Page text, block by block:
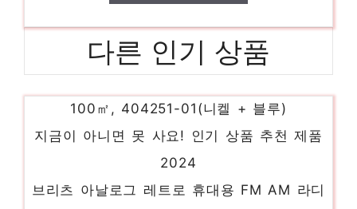
다른 인기 상품
다이슨 빅 콰이엇 포름알데히드 공기청정기
100㎡, 404251-01(니켈 + 블루)
지금이 아니면 못 사요! 인기 상품 추천 제품
2024
브리츠 아날로그 레트로 휴대용 FM AM 라디
오 플레이어, BZ-R370, 혼합 색상